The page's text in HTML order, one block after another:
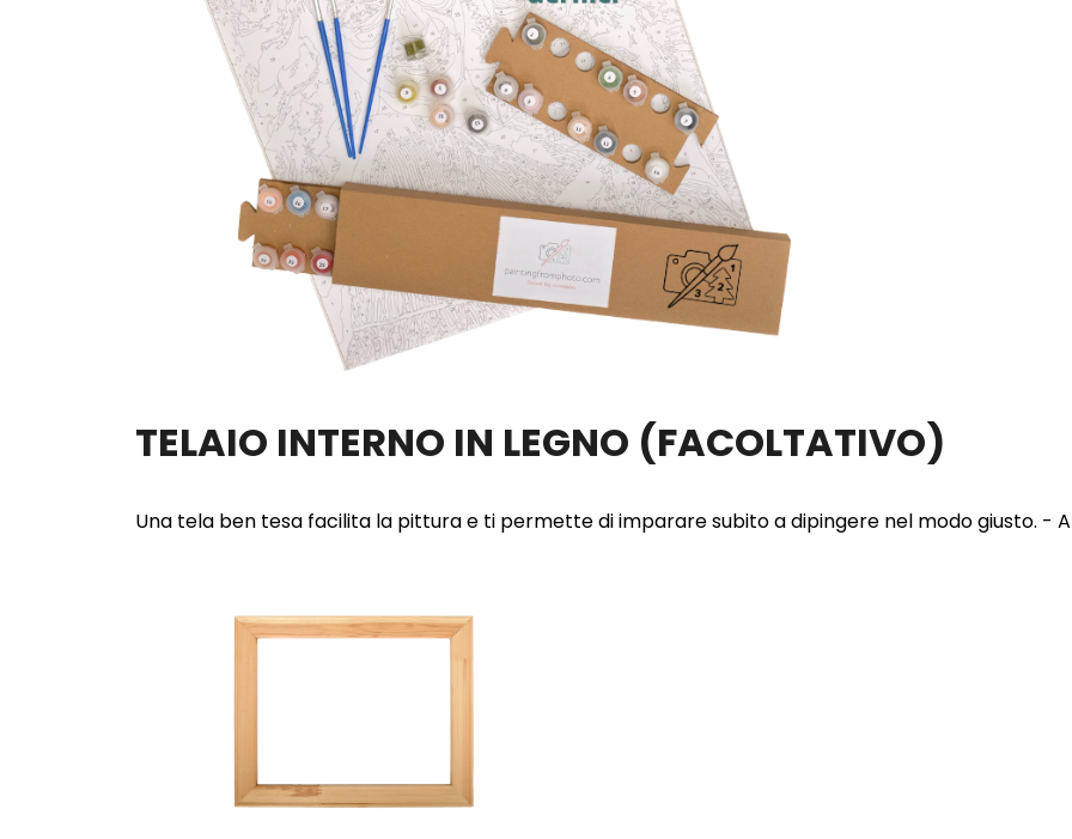
TELAIO INTERNO IN LEGNO (FACOLTATIVO)
Una tela ben tesa facilita la pittura e ti permette di imparare subito a dipingere nel modo giusto.